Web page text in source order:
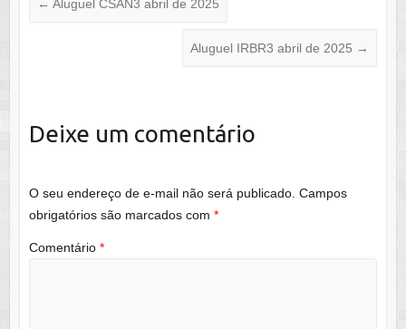
← Aluguel CSAN3 abril de 2025
Aluguel IRBR3 abril de 2025 →
Deixe um comentário
O seu endereço de e-mail não será publicado. Campos
obrigatórios são marcados com *
Comentário *